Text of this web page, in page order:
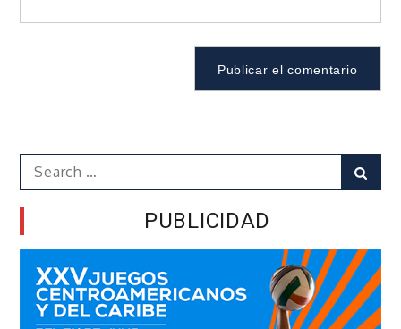
Search
for:
PUBLICIDAD